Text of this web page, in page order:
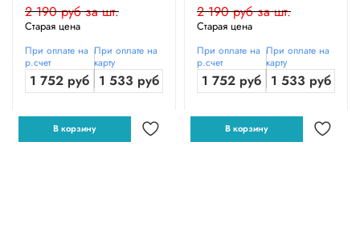
2 190 руб за шт.
Старая цена
При оплате на
р.счет
1 752 руб
При оплате на
карту
1 533 руб
В корзину
2 190 руб за шт.
Старая цена
При оплате на
р.счет
1 752 руб
При оплате на
карту
1 533 руб
В корзину